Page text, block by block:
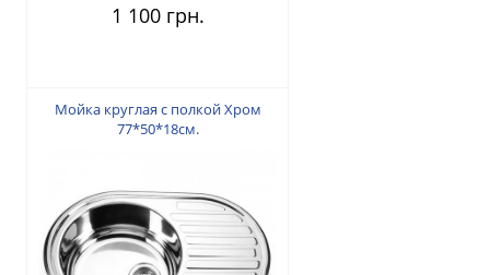
1 100 грн.
Мойка круглая с полкой Хром
77*50*18см.